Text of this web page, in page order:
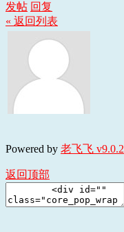
发帖 回复
« 返回列表
Powered by 老飞飞 v9.0.2
返回顶部